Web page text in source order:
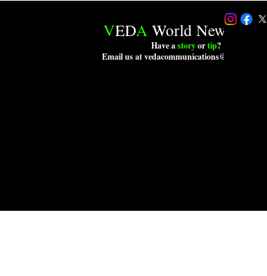
VEDA World News LLC.
Have astoryortip?
Email us at vedacommunications@outlook.com